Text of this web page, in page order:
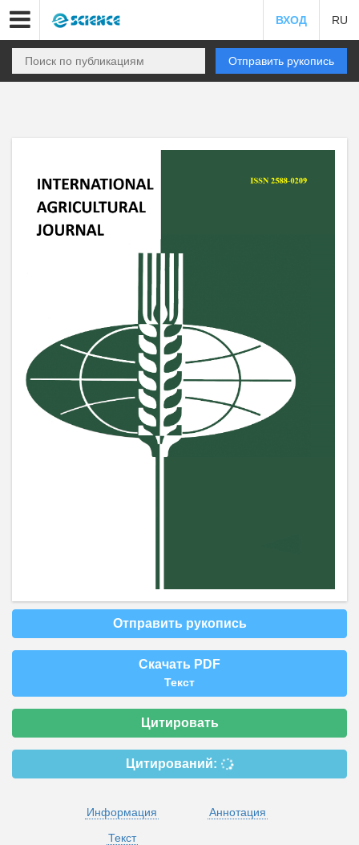
ВХОД RU
Отправить рукопись
Отправить рукопись
Скачать PDF
Текст
Цитировать
Цитирований:
Информация
Аннотация
Текст